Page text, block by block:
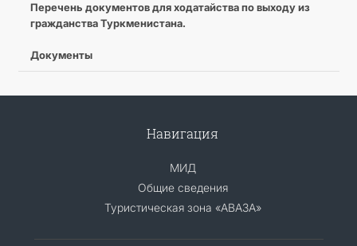
Перечень документов для ходатайства по выходу из
гражданства Туркменистана.
Документы
Навигация
МИД
Общие сведения
Туристическая зона «АВАЗА»